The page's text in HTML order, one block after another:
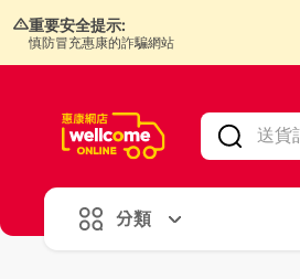
重要安全提示:
慎防冒充惠康的詐騙網站
分類